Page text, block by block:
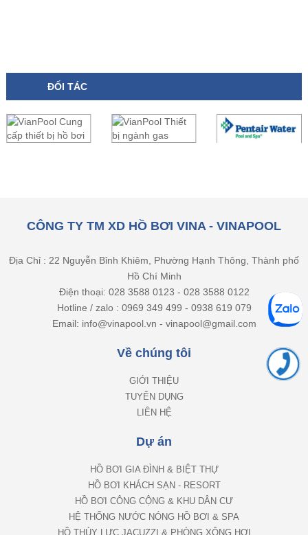
ĐỐI TÁC
CÔNG TY TM XD HỒ BƠI VINA - VINAPOOL
Địa Chỉ : 22 Nguyễn Bỉnh Khiêm, Phường Hạnh Thông, Thành phố
Hồ Chí Minh
Điện thoại: 028 3588 0123 - 028 3588 0122
Hotline / zalo : 0969 349 499 - 0938 619 079
Email: info@vinapool.vn - vinapool@gmail.com
Về chúng tôi
GIỚI THIỆU
TUYỂN DỤNG
LIÊN HỆ
Dự án
HỒ BƠI GIA ĐÌNH & BIỆT THỰ
HỒ BƠI KHÁCH SẠN - RESORT
HỒ BƠI CÔNG CỘNG & KHU DÂN CƯ
HỆ THỐNG NƯỚC NÓNG HỒ BƠI & SPA
HỒ THỦY LỰC JACUZZI & PHÒNG XÔNG HƠI